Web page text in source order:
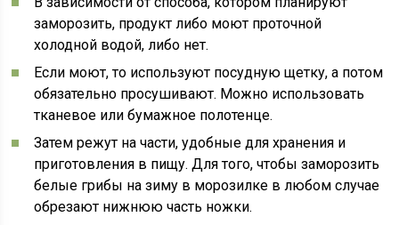
заморозить, продукт либо моют проточной
холодной водой, либо нет.
Если моют, то используют посудную щетку, а потом
обязательно просушивают. Можно использовать
тканевое или бумажное полотенце.
Затем режут на части, удобные для хранения и
приготовления в пищу. Для того, чтобы заморозить
белые грибы на зиму в морозилке в любом случае
обрезают нижнюю часть ножки.